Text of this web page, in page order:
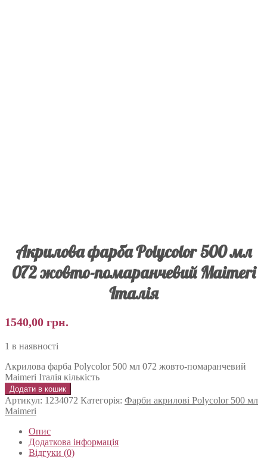
Акрилова фарба Polycolor 500 мл
072 жовто-помаранчевий Maimeri
Італія
1540,00 грн.
1 в наявності
Акрилова фарба Polycolor 500 мл 072 жовто-помаранчевий
Maimeri Італія кількість
Додати в кошик
Артикул: 1234072 Категорія: Фарби акрилові Polycolor 500 мл
Maimeri
Опис
Додаткова інформація
Відгуки (0)